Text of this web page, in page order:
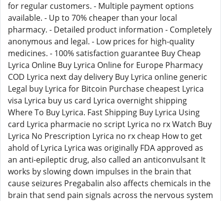
for regular customers. - Multiple payment options
available. - Up to 70% cheaper than your local
pharmacy. - Detailed product information - Completely
anonymous and legal. - Low prices for high-quality
medicines. - 100% satisfaction guarantee Buy Cheap
Lyrica Online Buy Lyrica Online for Europe Pharmacy
COD Lyrica next day delivery Buy Lyrica online generic
Legal buy Lyrica for Bitcoin Purchase cheapest Lyrica
visa Lyrica buy us card Lyrica overnight shipping
Where To Buy Lyrica. Fast Shipping Buy Lyrica Using
card Lyrica pharmacie no script Lyrica no rx Watch Buy
Lyrica No Prescription Lyrica no rx cheap How to get
ahold of Lyrica Lyrica was originally FDA approved as
an anti-epileptic drug, also called an anticonvulsant It
works by slowing down impulses in the brain that
cause seizures Pregabalin also affects chemicals in the
brain that send pain signals across the nervous system